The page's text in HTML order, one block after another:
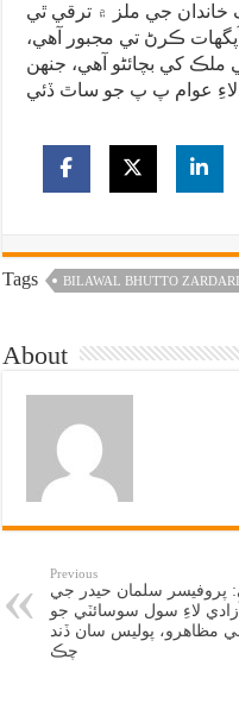
خاندان جي ملز ۾ ترقي ٿي
ڪرڻ تي مجبور آهي،
کي بچائڻو آهي، جنهن
Tags BILAWAL BHUTTO ZARDARI
About
Previous
پروفيسر سلمان حيدر جي
آزادي لاءِ سول سوسائٽي جو
مظاهرو، پوليس سان ڏند
چڪ